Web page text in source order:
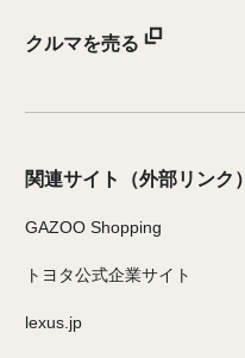
クルマを売る
関連サイト （外部リンク）
GAZOO Shopping
トヨタ公式企業サイト
lexus.jp